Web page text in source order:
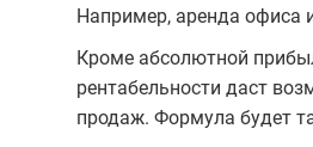
Например, аренда офиса
Кроме абсолютной
рентабельности даст
продаж. Формула будет